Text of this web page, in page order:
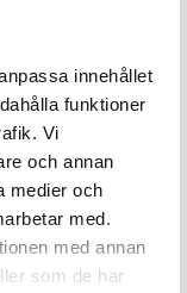
innehållet
funktioner
Vi
och annan
medier och
med.
med annan
som de har